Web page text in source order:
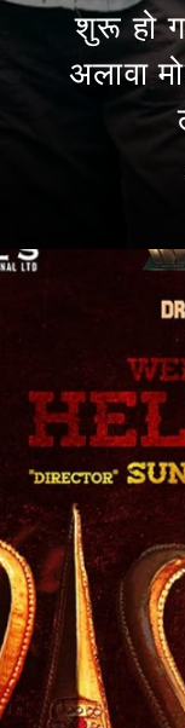
शुरू हो
अलावा